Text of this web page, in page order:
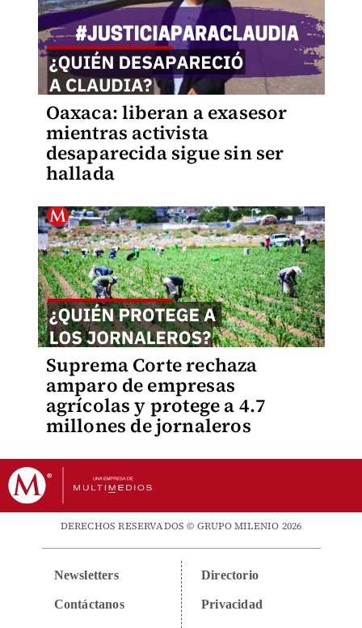
Oaxaca: liberan a exasesor
mientras activista
desaparecida sigue sin ser
hallada
Suprema Corte rechaza
amparo de empresas
agrícolas y protege a 4.7
millones de jornaleros
DERECHOS RESERVADOS © GRUPO MILENIO 2026
Newsletters
Contáctanos
Directorio
Privacidad